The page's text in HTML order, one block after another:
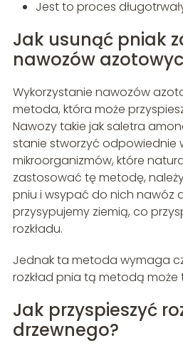
Jest to proces
Jak usunąć pniak
nawozów
Wykorzystanie nawozów
metoda, która może
Nawozy takie jak saletra
stanie stworzyć odpowiednie
mikroorganizmów, które
zastosować tę metodę,
pniu i wsypać do nich nawóz
przysypujemy ziemią, co
rozkładu.
Jednak ta metoda wymaga
rozkład pnia tą metodą
Jak przyspieszyć
drzewnego?